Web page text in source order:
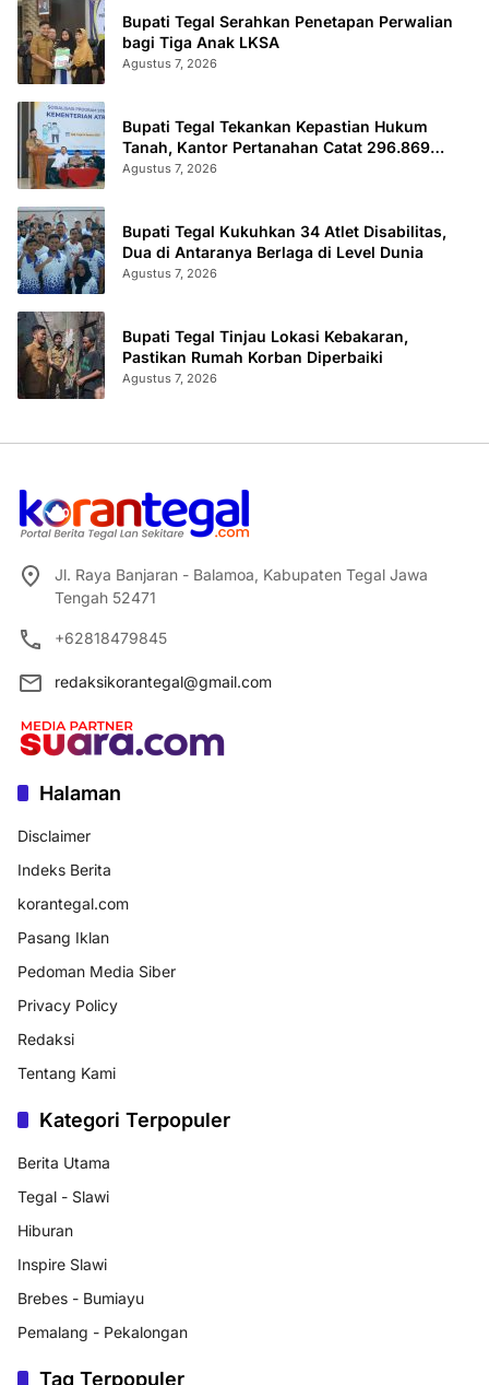
Bupati Tegal Serahkan Penetapan Perwalian
bagi Tiga Anak LKSA
Agustus 7, 2026
Bupati Tegal Tekankan Kepastian Hukum
Tanah, Kantor Pertanahan Catat 296.869
Sertifikat Terbit
Agustus 7, 2026
Bupati Tegal Kukuhkan 34 Atlet Disabilitas,
Dua di Antaranya Berlaga di Level Dunia
Agustus 7, 2026
Bupati Tegal Tinjau Lokasi Kebakaran,
Pastikan Rumah Korban Diperbaiki
Agustus 7, 2026
Jl. Raya Banjaran - Balamoa, Kabupaten Tegal Jawa
Tengah 52471
+62818479845
redaksikorantegal@gmail.com
Halaman
Disclaimer
Indeks Berita
korantegal.com
Pasang Iklan
Pedoman Media Siber
Privacy Policy
Redaksi
Tentang Kami
Kategori Terpopuler
Berita Utama
Tegal - Slawi
Hiburan
Inspire Slawi
Brebes - Bumiayu
Pemalang - Pekalongan
Tag Terpopuler